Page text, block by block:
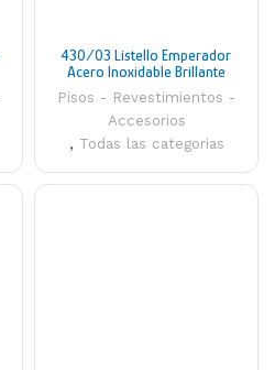
430/03 Listello Emperador
Acero Inoxidable Brillante
30mm Atrim
Pisos - Revestimientos -
Accesorios
, Todas las categorias